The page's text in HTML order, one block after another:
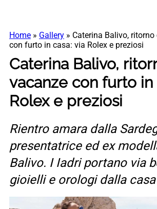
Home » Gallery » Caterina Balivo,
con furto in casa: via Rolex e preziosi
Caterina Balivo,
vacanze con furto in
Rolex e preziosi
Rientro amara dalla
presentatrice ed ex
Balivo. I Iadri portano via
gioielli e orologi dalla